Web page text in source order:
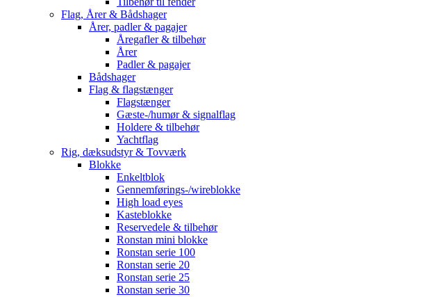
Flag, Årer & Bådshager
Årer, padler & pagajer
Åregafler & tilbehør
Årer
Padler & pagajer
Bådshager
Flag & flagstænger
Flagstænger
Gæste-/humør & signalflag
Holdere & tilbehør
Yachtflag
Rig, dæksudstyr & Tovværk
Blokke
Enkeltblok
Gennemførings-/wireblokke
High load eyes
Kasteblokke
Reservedele & tilbehør
Ronstan mini blokke
Ronstan serie 100
Ronstan serie 20
Ronstan serie 25
Ronstan serie 30